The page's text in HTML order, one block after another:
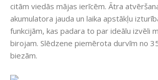
citām viedās mājas ierīcēm. Ātra
akumulatora jauda un laika apstākļu
funkcijām, kas padara to par ideālu izvēli
birojam. Slēdzene piemērota durvīm no
biezām.